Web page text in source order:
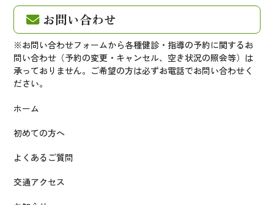
お問い合わせ
※お問い合わせフォームから各種健診・指導の予約に関するお
問い合わせ（予約の変更・キャンセル、空き状況の照会等）は
承っておりません。ご希望の方は必ずお電話でお問い合わせく
ださい。
ホーム
初めての方へ
よくあるご質問
交通アクセス